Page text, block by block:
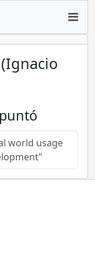
world usage